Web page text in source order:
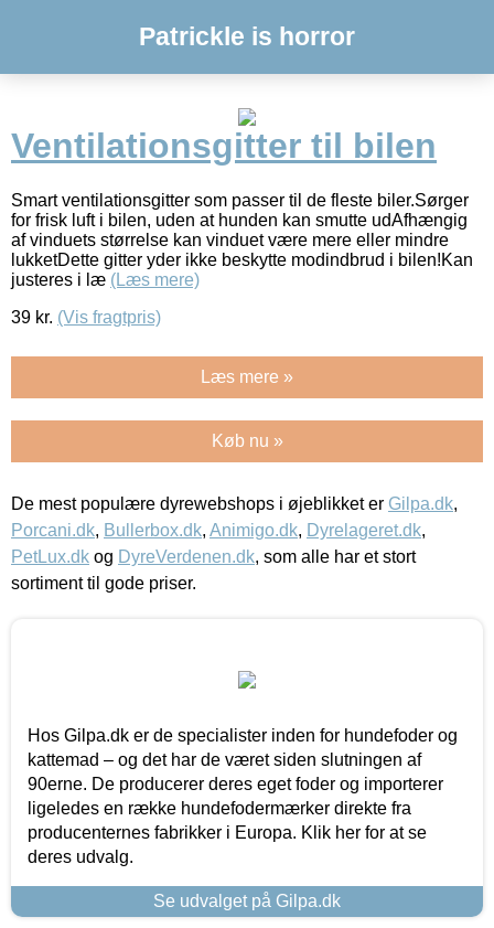
Patrickle is horror
Ventilationsgitter til bilen
Smart ventilationsgitter som passer til de fleste biler.Sørger
for frisk luft i bilen, uden at hunden kan smutte udAfhængig
af vinduets størrelse kan vinduet være mere eller mindre
lukketDette gitter yder ikke beskytte modindbrud i bilen!Kan
justeres i læ (Læs mere)
39 kr. (Vis fragtpris)
Læs mere »
Køb nu »
De mest populære dyrewebshops i øjeblikket er Gilpa.dk,
Porcani.dk, Bullerbox.dk, Animigo.dk, Dyrelageret.dk,
PetLux.dk og DyreVerdenen.dk, som alle har et stort
sortiment til gode priser.
Hos Gilpa.dk er de specialister inden for hundefoder og
kattemad – og det har de været siden slutningen af
90erne. De producerer deres eget foder og importerer
ligeledes en række hundefodermærker direkte fra
producenternes fabrikker i Europa. Klik her for at se
deres udvalg.
Se udvalget på Gilpa.dk